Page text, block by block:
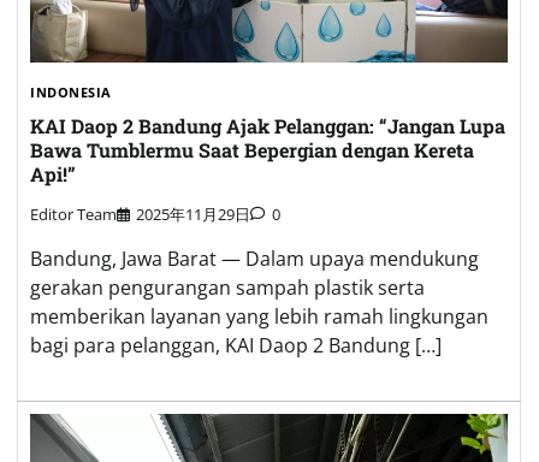
INDONESIA
KAI Daop 2 Bandung Ajak Pelanggan: “Jangan Lupa
Bawa Tumblermu Saat Bepergian dengan Kereta
Api!”
Editor Team 2025年11月29日 0
Bandung, Jawa Barat — Dalam upaya mendukung
gerakan pengurangan sampah plastik serta
memberikan layanan yang lebih ramah lingkungan
bagi para pelanggan, KAI Daop 2 Bandung […]